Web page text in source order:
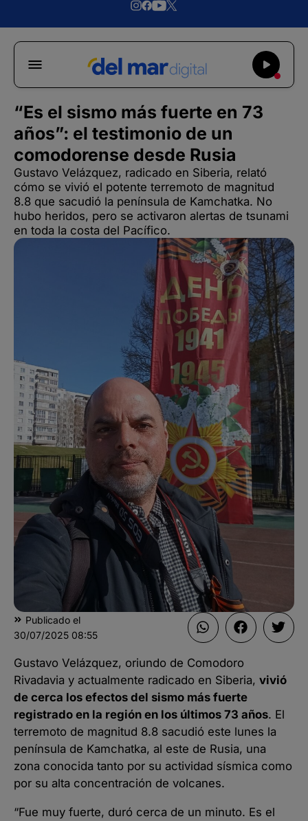
“Es el sismo más fuerte en 73
años”: el testimonio de un
comodorense desde Rusia
Gustavo Velázquez, radicado en Siberia, relató
cómo se vivió el potente terremoto de magnitud
8.8 que sacudió la península de Kamchatka. No
hubo heridos, pero se activaron alertas de tsunami
en toda la costa del Pacífico.
Publicado el
30/07/2025 08:55
Gustavo Velázquez, oriundo de Comodoro
Rivadavia y actualmente radicado en Siberia, vivió
de cerca los efectos del sismo más fuerte
registrado en la región en los últimos 73 años. El
terremoto de magnitud 8.8 sacudió este lunes la
península de Kamchatka, al este de Rusia, una
zona conocida tanto por su actividad sísmica como
por su alta concentración de volcanes.
“Fue muy fuerte, duró cerca de un minuto. Es el